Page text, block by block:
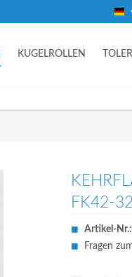
KUGELROLLEN
FK42-
Artikel-Nr.:
Fragen